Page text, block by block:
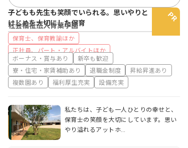
社会福祉法人青葉学園
保育士、保育教諭ほか
正社員、パート・アルバイトほか
子どもも先生も笑顔でいられる。思いやりと
けじめを大切にした保育
ボーナス・賞与あり
新卒も歓迎
寮・住宅・家賃補助あり
退職金制度
昇給昇進あり
複数園あり
福利厚生充実 設備充実
私たちは、子ども一人ひとりの幸せと、
保育士の笑顔を大切にしています。思い
やり溢れるアットホ…